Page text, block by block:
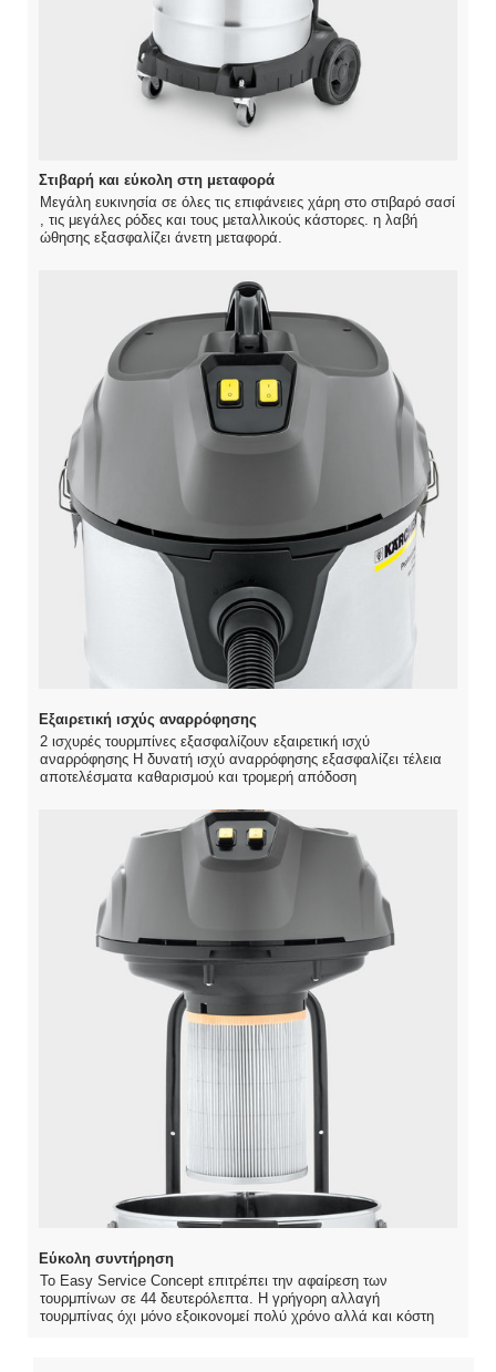
Στιβαρή και εύκολη στη μεταφορά
Μεγάλη ευκινησία σε όλες τις επιφάνειες χάρη στο στιβαρό σασί
, τις μεγάλες ρόδες και τους μεταλλικούς κάστορες. η λαβή
ώθησης εξασφαλίζει άνετη μεταφορά.
Εξαιρετική ισχύς αναρρόφησης
2 ισχυρές τουρμπίνες εξασφαλίζουν εξαιρετική ισχύ
αναρρόφησης Η δυνατή ισχύ αναρρόφησης εξασφαλίζει τέλεια
αποτελέσματα καθαρισμού και τρομερή απόδοση
Εύκολη συντήρηση
Το Easy Service Concept επιτρέπει την αφαίρεση των
τουρμπίνων σε 44 δευτερόλεπτα. Η γρήγορη αλλαγή
τουρμπίνας όχι μόνο εξοικονομεί πολύ χρόνο αλλά και κόστη